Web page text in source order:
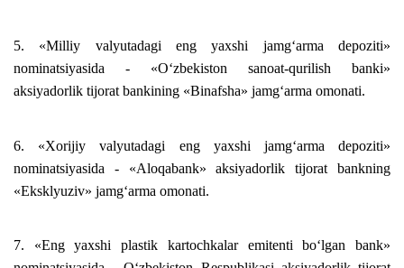
5. «Milliy valyutadagi eng yaxshi jamg‘arma depoziti»
nominatsiyasida - «O‘zbekiston sanoat-qurilish banki»
aksiyadorlik tijorat bankining «Binafsha» jamg‘arma omonati.
6. «Xorijiy valyutadagi eng yaxshi jamg‘arma depoziti»
nominatsiyasida - «Aloqabank» aksiyadorlik tijorat bankning
«Eksklyuziv» jamg‘arma omonati.
7. «Eng yaxshi plastik kartochkalar emitenti bo‘lgan bank»